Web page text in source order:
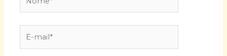
mail*